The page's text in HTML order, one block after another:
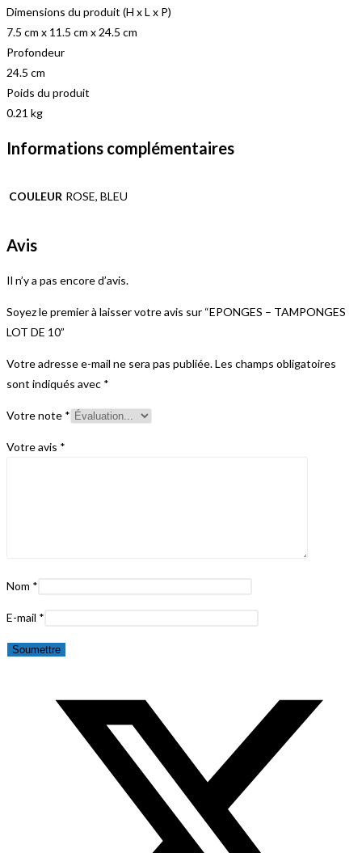
Dimensions du produit (H x L x P)
7.5 cm x 11.5 cm x 24.5 cm
Profondeur
24.5 cm
Poids du produit
0.21 kg
Informations complémentaires
COULEUR ROSE, BLEU
Avis
Il n’y a pas encore d’avis.
Soyez le premier à laisser votre avis sur “EPONGES – TAMPONGES
LOT DE 10”
Votre adresse e-mail ne sera pas publiée.Les champs obligatoires
sont indiqués avec *
Votre note *
Votre avis *
Nom *
E-mail *